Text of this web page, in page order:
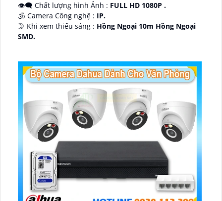
👁️‍🗨 Chất lượng hình Ảnh : FULL HD 1080P .
🕉️ Camera Công nghệ : IP.
🌛 Khi xem thiếu sáng : Hồng Ngoại 10m Hồng Ngoại
SMD.